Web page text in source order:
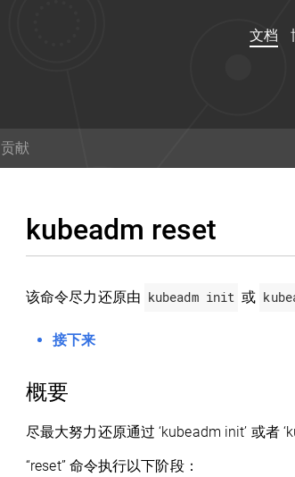
文档
文档
帮助贡献文档！
贡献
kubeadm reset
该命令尽力还原由 kubeadm init 或
接下来
概要
尽最大努力还原通过 ‘kubeadm init’ 或者
“reset” 命令执行以下阶段：